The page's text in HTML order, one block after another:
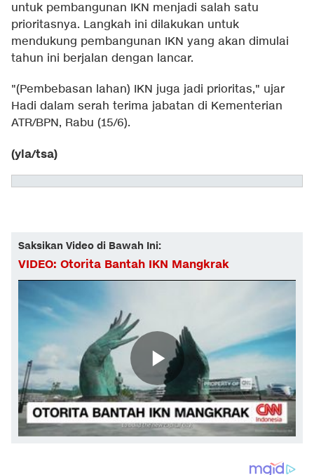
untuk pembangunan IKN menjadi salah satu
prioritasnya. Langkah ini dilakukan untuk
mendukung pembangunan IKN yang akan dimulai
tahun ini berjalan dengan lancar.
"(Pembebasan lahan) IKN juga jadi prioritas," ujar
Hadi dalam serah terima jabatan di Kementerian
ATR/BPN, Rabu (15/6).
(yla/tsa)
Saksikan Video di Bawah Ini:
VIDEO: Otorita Bantah IKN Mangkrak